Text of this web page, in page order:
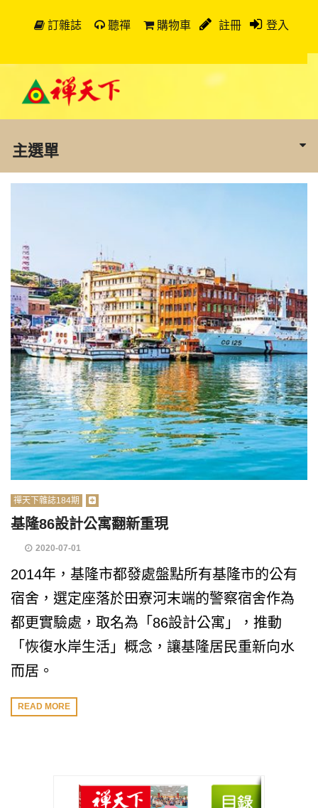
訂雜誌 聽禪 購物車 註冊 登入
主選單
禪天下雜誌184期
基隆86設計公寓翻新重現
2020-07-01
2014年，基隆市都發處盤點所有基隆市的公有
宿舍，選定座落於田寮河末端的警察宿舍作為
都更實驗處，取名為「86設計公寓」，推動
「恢復水岸生活」概念，讓基隆居民重新向水
而居。
READ MORE